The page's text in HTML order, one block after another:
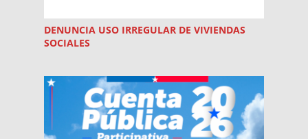
DENUNCIA USO IRREGULAR DE VIVIENDAS
SOCIALES